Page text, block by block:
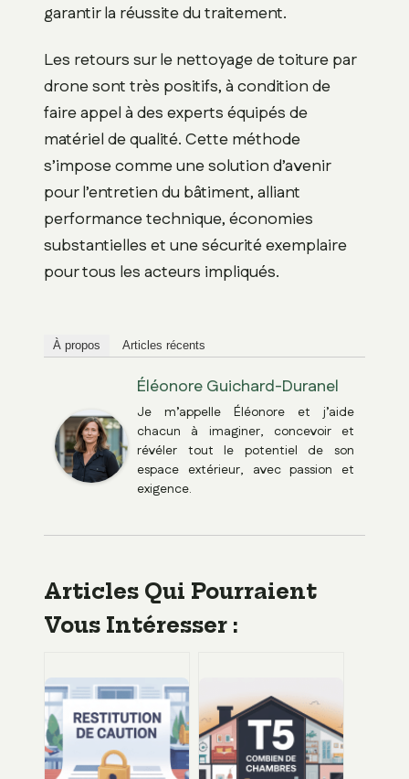
garantir la réussite du traitement.
Les retours sur le nettoyage de toiture par
drone sont très positifs, à condition de
faire appel à des experts équipés de
matériel de qualité. Cette méthode
s’impose comme une solution d’avenir
pour l’entretien du bâtiment, alliant
performance technique, économies
substantielles et une sécurité exemplaire
pour tous les acteurs impliqués.
À propos Articles récents
Éléonore Guichard-Duranel
Je m’appelle Éléonore et j’aide
chacun à imaginer, concevoir et
révéler tout le potentiel de son
espace extérieur, avec passion et
exigence.
Articles Qui Pourraient
Vous Intéresser :